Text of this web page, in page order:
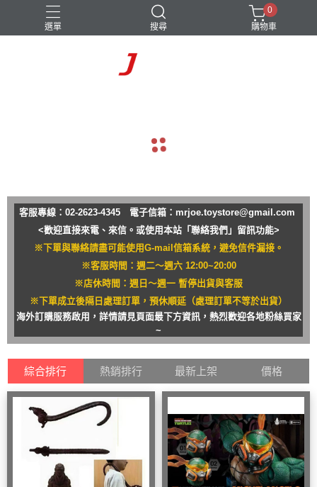
選單 搜尋
0
購物車
客服專線：02-2623-4345 電子信箱： mrjoe.toystore@gmail.com
<歡迎直接來電、來信。或使用本站「聯絡我們」留訊功能>
※下單與聯絡請盡可能使用G-mail信箱系統，避免信件漏接。
※客服時間：週二～週六 12:00~20:00
※店休時間：週日～週一 暫停出貨與客服
※下單成立後隔日處理訂單，預休順延（處理訂單不等於出貨）
海外訂購服務啟用，詳情請見頁面最下方資訊，熱烈歡迎各地粉絲買家
~
綜合排行 熱銷排行 最新上架 價格